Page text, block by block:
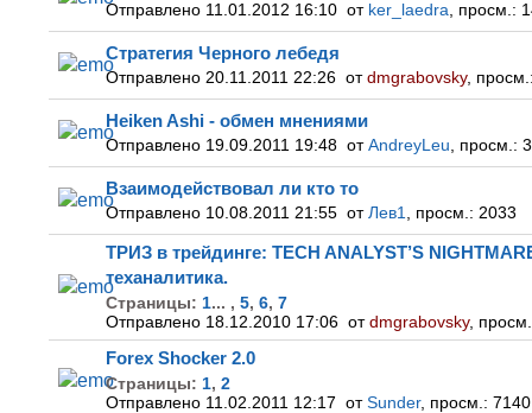
Отправлено 11.01.2012 16:10 от ker_laedra, просм.:
Стратегия Черного лебедя
Отправлено 20.11.2011 22:26 от dmgrabovsky,
Heiken Ashi - обмен мнениями
Отправлено 19.09.2011 19:48 от AndreyLeu, просм.:
Взаимодействовал ли кто то
Отправлено 10.08.2011 21:55 от Лев1, просм.: 2033
ТРИЗ в трейдинге: TECH ANALYST’S
теханалитика.
Страницы: 1... , 5, 6, 7
Отправлено 18.12.2010 17:06 от dmgrabovsky,
Forex Shoсker 2.0
Страницы: 1, 2
Отправлено 11.02.2011 12:17 от Sunder, просм.: 7140